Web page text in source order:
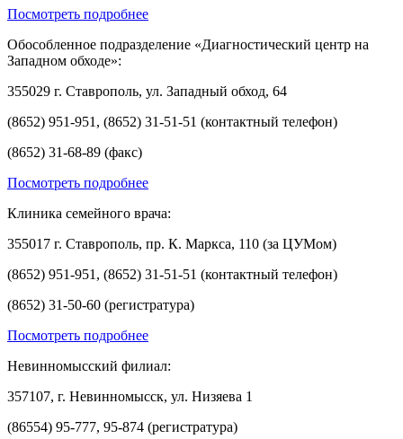
Посмотреть подробнее
Обособленное подразделение «Диагностический центр на
Западном обходе»:
355029 г. Ставрополь, ул. Западный обход, 64
(8652) 951-951, (8652) 31-51-51 (контактный телефон)
(8652) 31-68-89 (факс)
Посмотреть подробнее
Клиника семейного врача:
355017 г. Ставрополь, пр. К. Маркса, 110 (за ЦУМом)
(8652) 951-951, (8652) 31-51-51 (контактный телефон)
(8652) 31-50-60 (регистратура)
Посмотреть подробнее
Невинномысский филиал:
357107, г. Невинномысск, ул. Низяева 1
(86554) 95-777, 95-874 (регистратура)